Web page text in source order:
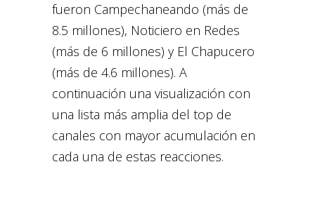
fueron Campechaneando (más de
8.5 millones), Noticiero en Redes
(más de 6 millones) y El Chapucero
(más de 4.6 millones). A
continuación una visualización con
una lista más amplia del top de
canales con mayor acumulación en
cada una de estas reacciones.